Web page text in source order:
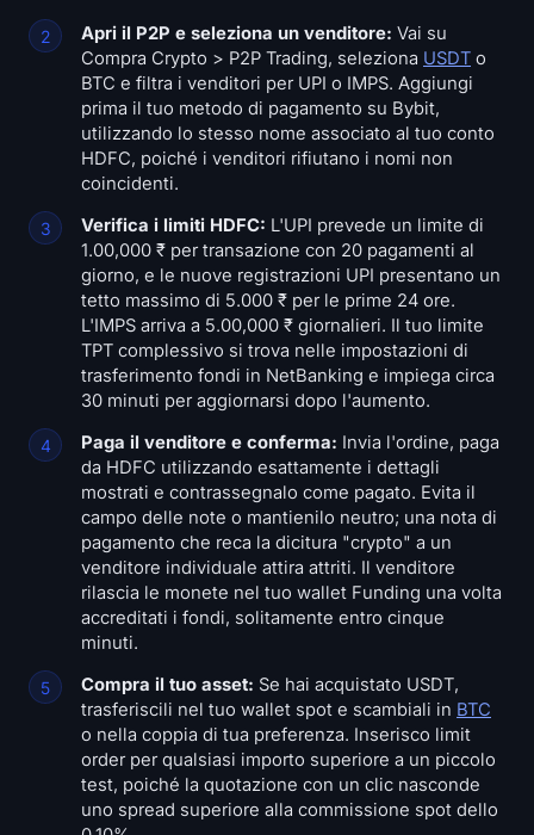
Apri il P2P e seleziona un venditore: Vai su
Compra Crypto > P2P Trading, seleziona USDT o
BTC e filtra i venditori per UPI o IMPS. Aggiungi
prima il tuo metodo di pagamento su Bybit,
utilizzando lo stesso nome associato al tuo conto
HDFC, poiché i venditori rifiutano i nomi non
coincidenti.
Verifica i limiti HDFC: L'UPI prevede un limite di
1.00,000 ₹ per transazione con 20 pagamenti al
giorno, e le nuove registrazioni UPI presentano un
tetto massimo di 5.000 ₹ per le prime 24 ore.
L'IMPS arriva a 5.00,000 ₹ giornalieri. Il tuo limite
TPT complessivo si trova nelle impostazioni di
trasferimento fondi in NetBanking e impiega circa
30 minuti per aggiornarsi dopo l'aumento.
Paga il venditore e conferma: Invia l'ordine, paga
da HDFC utilizzando esattamente i dettagli
mostrati e contrassegnalo come pagato. Evita il
campo delle note o mantienilo neutro; una nota di
pagamento che reca la dicitura "crypto" a un
venditore individuale attira attriti. Il venditore
rilascia le monete nel tuo wallet Funding una volta
accreditati i fondi, solitamente entro cinque
minuti.
Compra il tuo asset: Se hai acquistato USDT,
trasferiscili nel tuo wallet spot e scambiali in BTC
o nella coppia di tua preferenza. Inserisco limit
order per qualsiasi importo superiore a un piccolo
test, poiché la quotazione con un clic nasconde
uno spread superiore alla commissione spot dello